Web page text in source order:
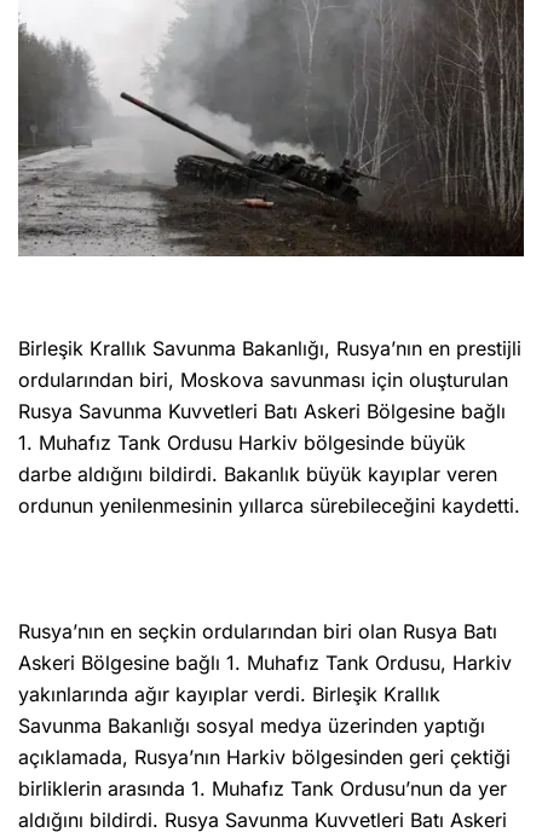
Birleşik Krallık Savunma Bakanlığı, Rusya’nın en prestijli
ordularından biri, Moskova savunması için oluşturulan
Rusya Savunma Kuvvetleri Batı Askeri Bölgesine bağlı
1. Muhafız Tank Ordusu Harkiv bölgesinde büyük
darbe aldığını bildirdi. Bakanlık büyük kayıplar veren
ordunun yenilenmesinin yıllarca sürebileceğini kaydetti.
Rusya’nın en seçkin ordularından biri olan Rusya Batı
Askeri Bölgesine bağlı 1. Muhafız Tank Ordusu, Harkiv
yakınlarında ağır kayıplar verdi. Birleşik Krallık
Savunma Bakanlığı sosyal medya üzerinden yaptığı
açıklamada, Rusya’nın Harkiv bölgesinden geri çektiği
birliklerin arasında 1. Muhafız Tank Ordusu’nun da yer
aldığını bildirdi. Rusya Savunma Kuvvetleri Batı Askeri